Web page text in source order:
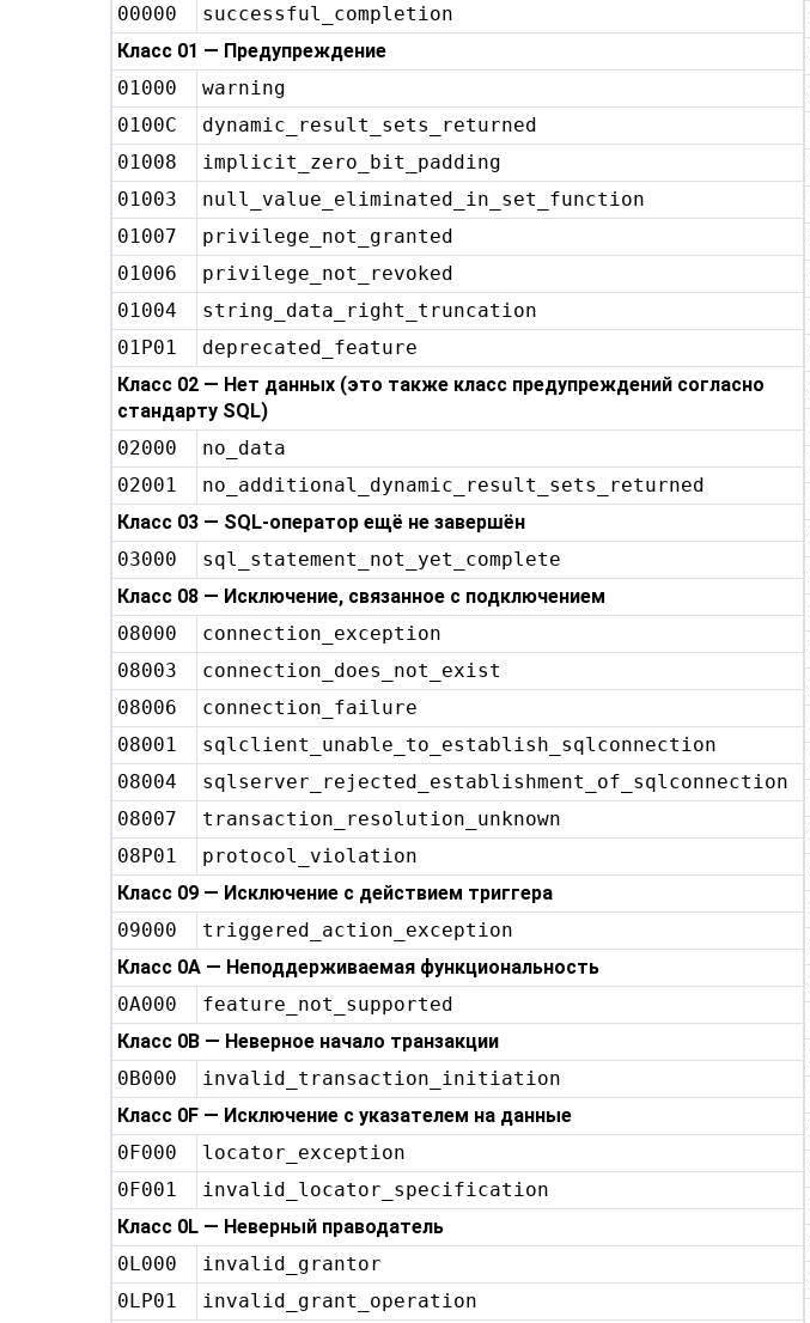
00000
successful_completion
Класс 01 — Предупреждение
01000
warning
0100C
dynamic_result_sets_returned
01008
implicit_zero_bit_padding
01003
null_value_eliminated_in_set_function
01007
privilege_not_granted
01006
privilege_not_revoked
01004
string_data_right_truncation
01P01
deprecated_feature
Класс 02 — Нет данных (это также класс предупреждений согласно
стандарту SQL)
02000
no_data
02001
no_additional_dynamic_result_sets_returned
Класс 03 — SQL-оператор ещё не завершён
03000
sql_statement_not_yet_complete
Класс 08 — Исключение, связанное с подключением
08000
connection_exception
08003
connection_does_not_exist
08006
connection_failure
08001
sqlclient_unable_to_establish_sqlconnection
08004
sqlserver_rejected_establishment_of_sqlconnection
08007
transaction_resolution_unknown
08P01
protocol_violation
Класс 09 — Исключение с действием триггера
09000
triggered_action_exception
Класс 0A — Неподдерживаемая функциональность
0A000
feature_not_supported
Класс 0B — Неверное начало транзакции
0B000
invalid_transaction_initiation
Класс 0F — Исключение с указателем на данные
0F000
locator_exception
0F001
invalid_locator_specification
Класс 0L — Неверный праводатель
0L000
invalid_grantor
0LP01
invalid_grant_operation